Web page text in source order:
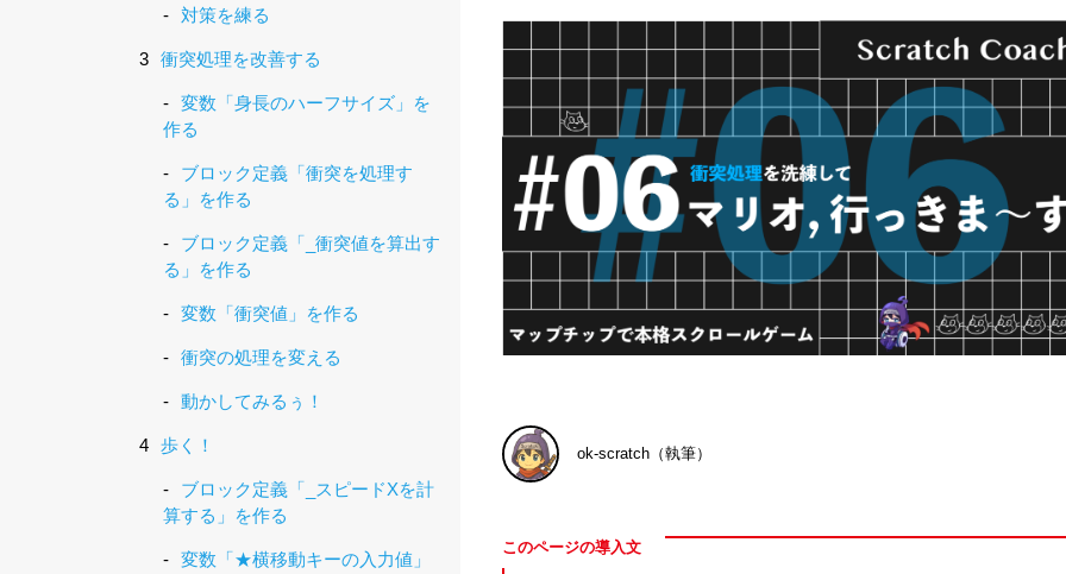
対策を練る
衝突処理を改善する
変数「身長のハーフサイズ」を
作る
ブロック定義「衝突を処理す
る」を作る
ブロック定義「_衝突値を算出す
る」を作る
変数「衝突値」を作る
衝突の処理を変える
動かしてみるぅ！
歩く！
ブロック定義「_スピードXを計
算する」を作る
変数「★横移動キーの入力値」
ok-scratch（執筆）